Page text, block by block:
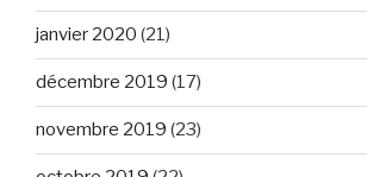
janvier 2020 (21)
décembre 2019 (17)
novembre 2019 (23)